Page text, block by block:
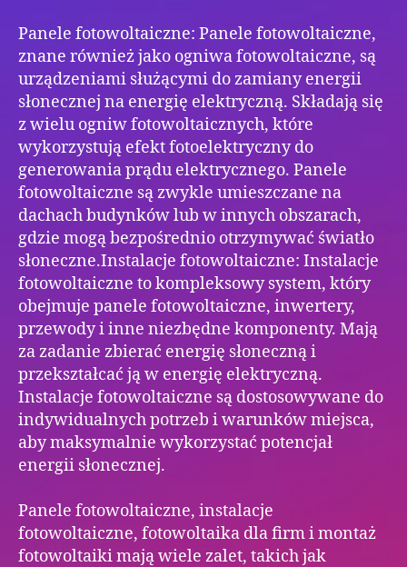
Panele fotowoltaiczne: Panele fotowoltaiczne,
znane również jako ogniwa fotowoltaiczne, są
urządzeniami służącymi do zamiany energii
słonecznej na energię elektryczną. Składają się
z wielu ogniw fotowoltaicznych, które
wykorzystują efekt fotoelektryczny do
generowania prądu elektrycznego. Panele
fotowoltaiczne są zwykle umieszczane na
dachach budynków lub w innych obszarach,
gdzie mogą bezpośrednio otrzymywać światło
słoneczne.Instalacje fotowoltaiczne: Instalacje
fotowoltaiczne to kompleksowy system, który
obejmuje panele fotowoltaiczne, inwertery,
przewody i inne niezbędne komponenty. Mają
za zadanie zbierać energię słoneczną i
przekształcać ją w energię elektryczną.
Instalacje fotowoltaiczne są dostosowywane do
indywidualnych potrzeb i warunków miejsca,
aby maksymalnie wykorzystać potencjał
energii słonecznej.
Panele fotowoltaiczne, instalacje
fotowoltaiczne, fotowoltaika dla firm i montaż
fotowoltaiki mają wiele zalet, takich jak